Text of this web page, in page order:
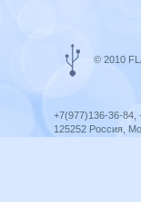
© 2010
+7(977)136-36-84,
125252 Россия,